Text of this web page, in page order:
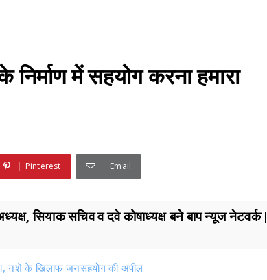
में सहयोग करना हमारा
Pinterest Email
सियाक सचिव व दवे कोषाध्यक्ष बने बाप न्यूज नेटवर्क |
नशे के खिलाफ जनसहयोग की अपील